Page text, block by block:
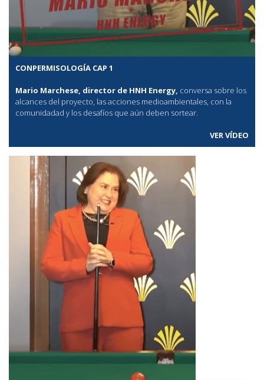
CONPERMISOLOGÍA CAP 1
Mario Marchese, director de HNH Energy, conversa sobre los
alcances del proyecto, las acciones medioambientales, con la
comunidadad y los desafíos que aún deben sortear.
VER VÍDEO